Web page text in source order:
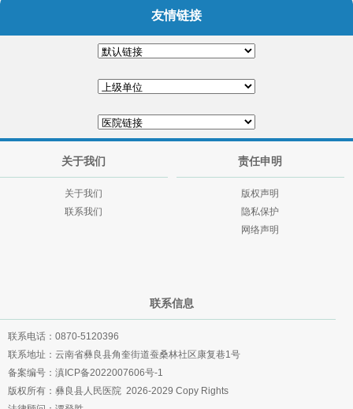
友情链接
关于我们
关于我们
联系我们
责任申明
版权声明
隐私保护
网络声明
联系信息
联系电话：0870-5120396
联系地址：云南省彝良县角奎街道蚕桑林社区康复巷1号
备案编号： 滇ICP备2022007606号-1
版权所有：彝良县人民医院 2026-2029 Copy Rights